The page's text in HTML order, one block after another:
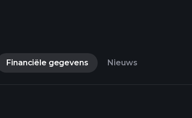
Financiële gegevens Nieuws